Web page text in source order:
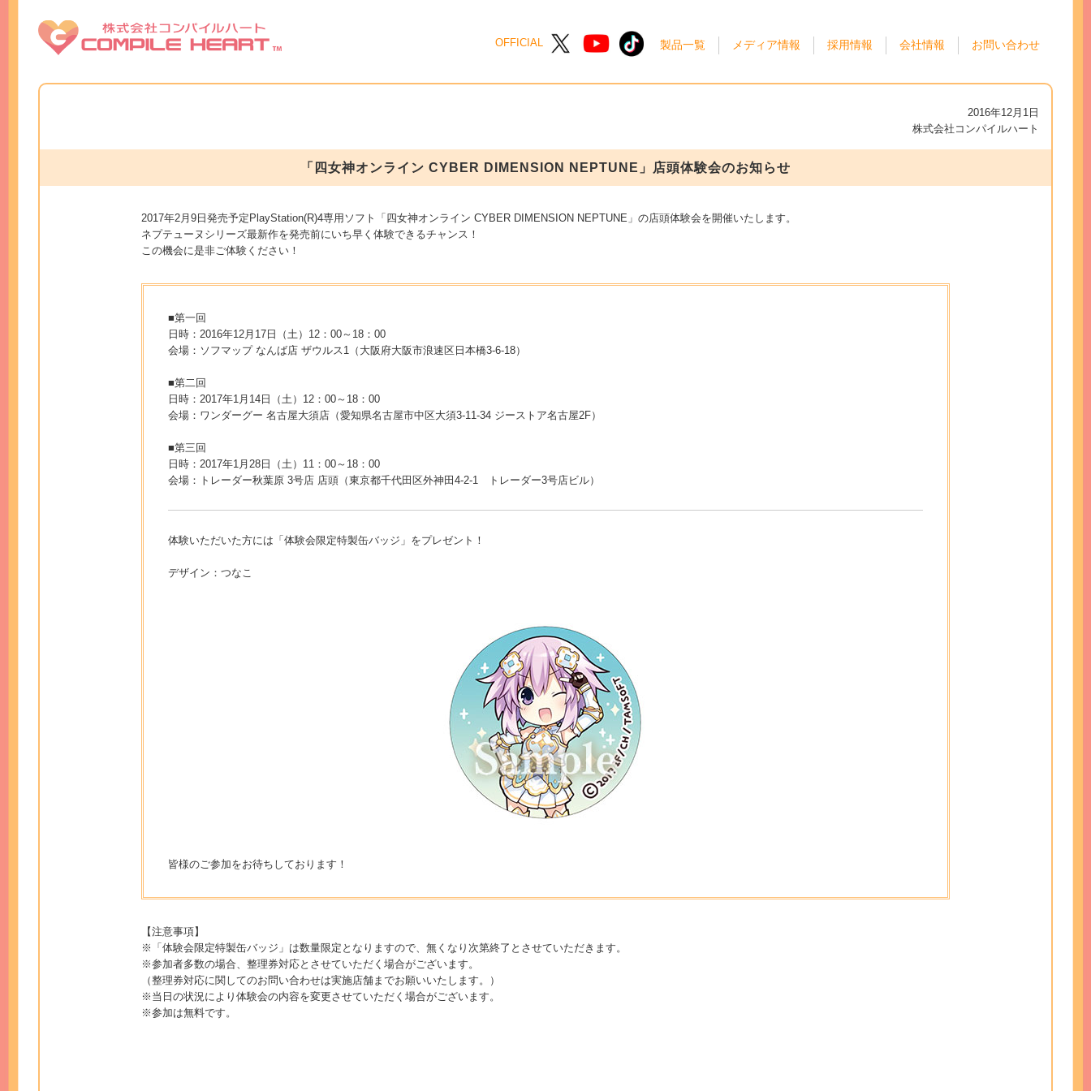
製品一覧 メディア情報 採用情報 会社情報 お問い合わせ
OFFICIAL
2016年12月1日
株式会社コンパイルハート
「四女神オンライン CYBER DIMENSION NEPTUNE」店頭体験会のお知らせ
2017年2月9日発売予定PlayStation(R)4専用ソフト「四女神オンライン CYBER DIMENSION NEPTUNE」の店頭体験会を開催いたします。
ネプテューヌシリーズ最新作を発売前にいち早く体験できるチャンス！
この機会に是非ご体験ください！
■第一回
日時：2016年12月17日（土）12：00～18：00
会場：ソフマップ なんば店 ザウルス1（大阪府大阪市浪速区日本橋3-6-18）
■第二回
日時：2017年1月14日（土）12：00～18：00
会場：ワンダーグー 名古屋大須店（愛知県名古屋市中区大須3-11-34 ジーストア名古屋2F）
■第三回
日時：2017年1月28日（土）11：00～18：00
会場：トレーダー秋葉原 3号店 店頭（東京都千代田区外神田4-2-1 トレーダー3号店ビル）
体験いただいた方には「体験会限定特製缶バッジ」をプレゼント！
デザイン：つなこ
皆様のご参加をお待ちしております！
【注意事項】
※「体験会限定特製缶バッジ」は数量限定となりますので、無くなり次第終了とさせていただきます。
※参加者多数の場合、整理券対応とさせていただく場合がございます。
（整理券対応に関してのお問い合わせは実施店舗までお願いいたします。）
※当日の状況により体験会の内容を変更させていただく場合がございます。
※参加は無料です。